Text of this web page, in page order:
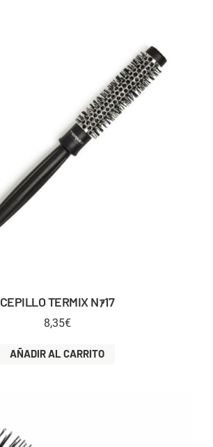
CEPILLO TERMIX Nｧ17
8,35€
AÑADIR AL CARRITO